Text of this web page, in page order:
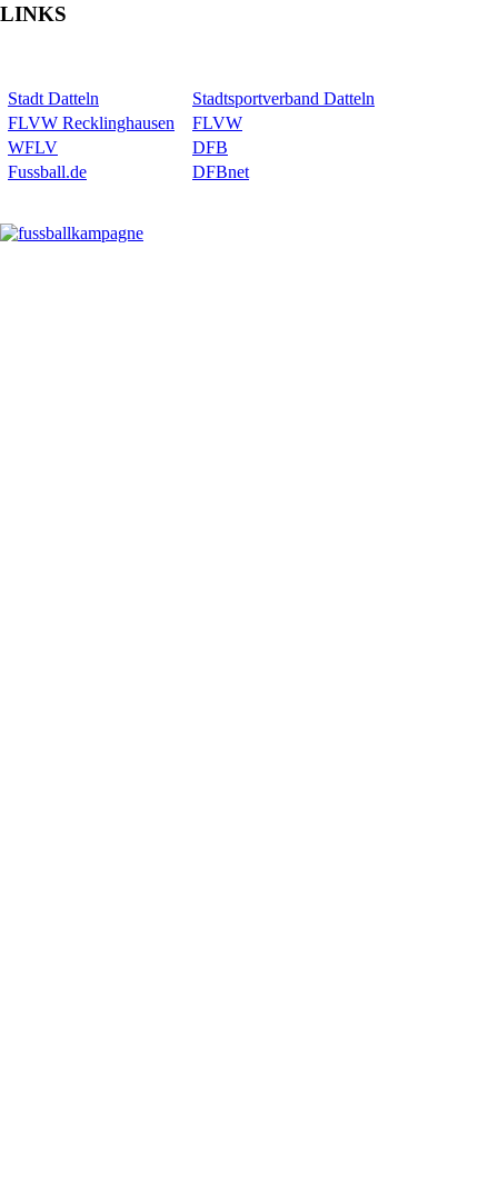
LINKS
Stadt Datteln
Stadtsportverband Datteln
FLVW Recklinghausen
FLVW
WFLV
DFB
Fussball.de
DFBnet